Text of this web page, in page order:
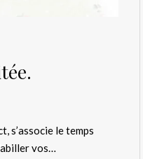
s’associe le temps
vos…